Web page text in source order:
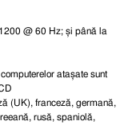
@ 60 Hz; și până la
atașate sunt
(UK), franceză, germană,
rusă, spaniolă,